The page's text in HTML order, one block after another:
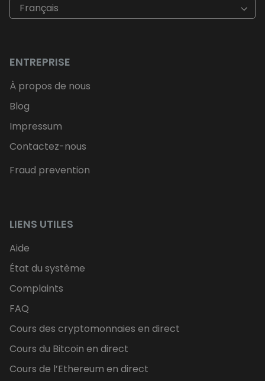
Français
ENTREPRISE
À propos de nous
Blog
Impressum
Contactez-nous
Fraud prevention
LIENS UTILES
Aide
État du système
Complaints
FAQ
Cours des cryptomonnaies en direct
Cours du Bitcoin en direct
Cours de l’Ethereum en direct